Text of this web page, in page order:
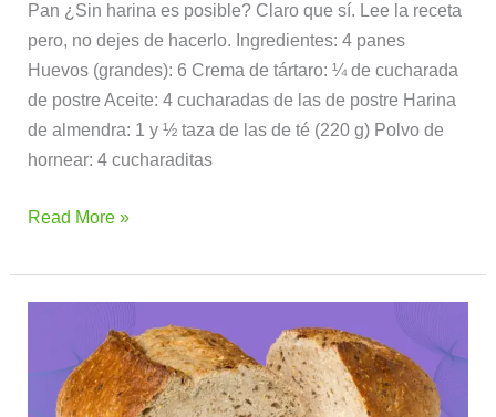
Pan ¿Sin harina es posible? Claro que sí. Lee la receta
pero, no dejes de hacerlo. Ingredientes: 4 panes
Huevos (grandes): 6 Crema de tártaro: ¼ de cucharada
de postre Aceite: 4 cucharadas de las de postre Harina
de almendra: 1 y ½ taza de las de té (220 g) Polvo de
hornear: 4 cucharaditas
Read More »
harina
integral